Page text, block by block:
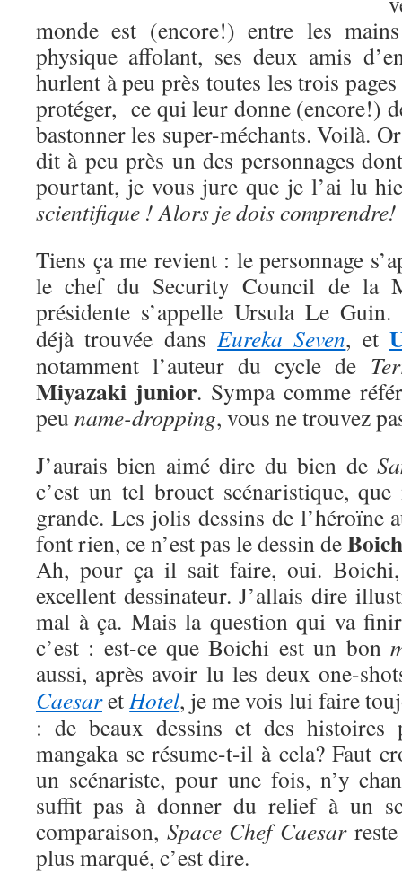
monde est (encore!) entre les
physique affolant, ses deux amis
hurlent à peu près toutes les trois
protéger, ce qui leur donne (encore!)
bastonner les super-méchants. Voilà.
dit à peu près un des personnages
pourtant, je vous jure que je l’ai lu
scientifique ! Alors je dois comprendre!
Tiens ça me revient : le personnage
le chef du Security Council de la
présidente s’appelle Ursula Le Guin.
déjà trouvée dans Eureka Seven, et
notamment l’auteur du cycle de
Miyazaki junior. Sympa comme
peu name-dropping, vous ne trouvez
J’aurais bien aimé dire du bien de
c’est un tel brouet scénaristique,
grande. Les jolis dessins de l’héroïne
font rien, ce n’est pas le dessin de
Ah, pour ça il sait faire, oui. Boichi,
excellent dessinateur. J’allais dire
mal à ça. Mais la question qui va
c’est : est-ce que Boichi est un bon
aussi, après avoir lu les deux one-
CaesaretHotel, je me vois lui faire
: de beaux dessins et des histoires
mangaka se résume-t-il à cela? Faut
un scénariste, pour une fois, n’y
suffit pas à donner du relief à un
comparaison, Space Chef Caesarreste
plus marqué, c’est dire.